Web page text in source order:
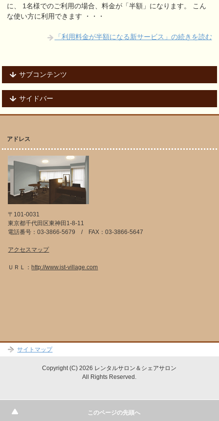
に、 1名様でのご利用の場合、料金が「半額」になります。 こん
な使い方に利用できます ・・・
「利用料金が半額になる新サービス」の続きを読む
サブコンテンツ
サイドバー
アドレス
〒101-0031
東京都千代田区東神田1-8-11
電話番号：03-3866-5679 / FAX：03-3866-5647
アクセスマップ
ＵＲＬ：http://www.ist-village.com
サイトマップ
Copyright (C) 2026 レンタルサロン＆シェアサロン
All Rights Reserved.
このページの先頭へ